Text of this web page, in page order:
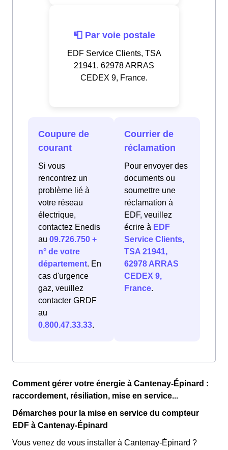
📮 Par voie postale
EDF Service Clients, TSA
21941, 62978 ARRAS
CEDEX 9, France.
Coupure de
courant
Si vous
rencontrez un
problème lié à
votre réseau
électrique,
contactez Enedis
au 09.726.750 +
n° de votre
département. En
cas d'urgence
gaz, veuillez
contacter GRDF
au
0.800.47.33.33.
Courrier de
réclamation
Pour envoyer des
documents ou
soumettre une
réclamation à
EDF, veuillez
écrire à EDF
Service Clients,
TSA 21941,
62978 ARRAS
CEDEX 9,
France.
Comment gérer votre énergie à Cantenay-Épinard :
raccordement, résiliation, mise en service...
Démarches pour la mise en service du compteur
EDF à Cantenay-Épinard
Vous venez de vous installer à Cantenay-Épinard ?